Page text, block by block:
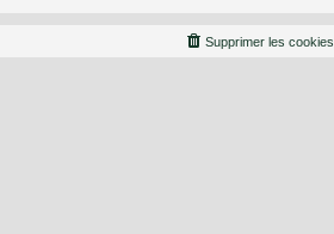
Supprimer les cookies